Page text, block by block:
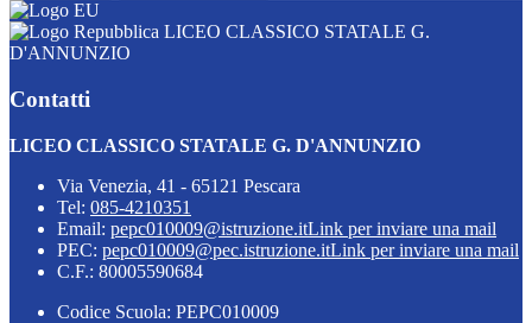
LICEO CLASSICO STATALE G.
D'ANNUNZIO
Contatti
LICEO CLASSICO STATALE G. D'ANNUNZIO
Via Venezia, 41 - 65121 Pescara
Tel: 085-4210351
Email: pepc010009@istruzione.itLink per inviare una mail
PEC: pepc010009@pec.istruzione.itLink per inviare una mail
C.F.: 80005590684
Codice Scuola: PEPC010009